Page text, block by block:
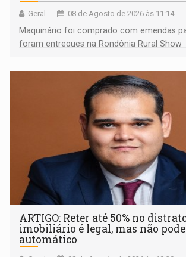
Geral 08 de Agosto de 2026 às 11:14
Maquinário foi comprado com emendas
foram entregues na Rondônia Rural Show
ARTIGO: Reter até 50% no
imobiliário é legal, mas não
automático